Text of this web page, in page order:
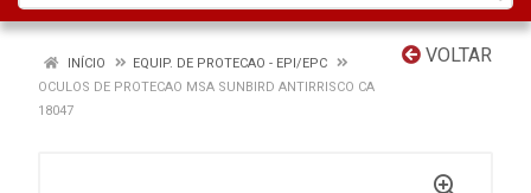
VOLTAR
INÍCIO
EQUIP. DE PROTECAO - EPI/EPC
OCULOS DE PROTECAO MSA SUNBIRD ANTIRRISCO CA
18047